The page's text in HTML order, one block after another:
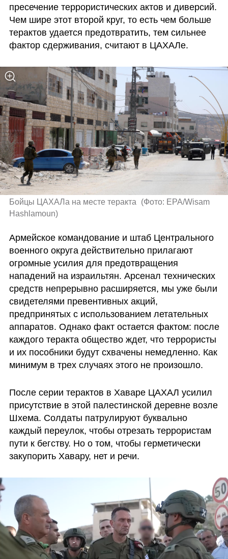
пресечение террористических актов и диверсий.
Чем шире этот второй круг, то есть чем больше
терактов удается предотвратить, тем сильнее
фактор сдерживания, считают в ЦАХАЛе.
Бойцы ЦАХАЛа на месте теракта (Фото: EPA/Wisam
Hashlamoun)
Армейское командование и штаб Центрального
военного округа действительно прилагают
огромные усилия для предотвращения
нападений на израильтян. Арсенал технических
средств непрерывно расширяется, мы уже были
свидетелями превентивных акций,
предпринятых с использованием летательных
аппаратов. Однако факт остается фактом: после
каждого теракта общество ждет, что террористы
и их пособники будут схвачены немедленно. Как
минимум в трех случаях этого не произошло.
После серии терактов в Хаваре ЦАХАЛ усилил
присутствие в этой палестинской деревне возле
Шхема. Солдаты патрулируют буквально
каждый переулок, чтобы отрезать террористам
пути к бегству. Но о том, чтобы герметически
закупорить Хавару, нет и речи.